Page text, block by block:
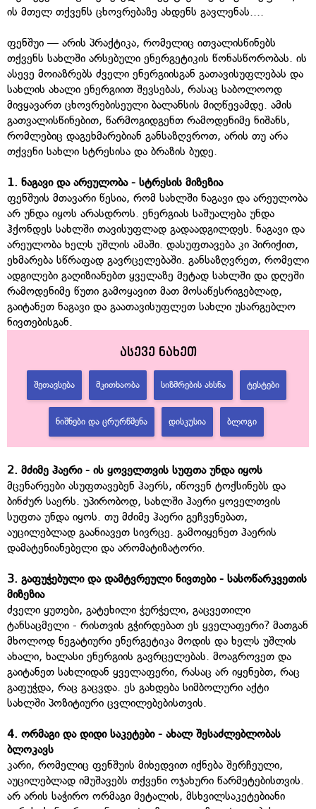
ის მთელ თქვენს ცხოვრებაზე ახდენს გავლენას....
ფენშუი — არის პრაქტიკა, რომელიც ითვალისწინებს
თქვენს სახლში არსებული ენერგეტიკის წონასწორობას. ის
ასევე მოიაზრებს ძველი ენერგიისგან გათავისუფლებას და
სახლის ახალი ენერგიით შევსებას, რასაც საბოლოოდ
მივყავართ ცხოვრებისეული ბალანსის მიღწევამდე. ამის
გათვალისწინებით, წარმოგიდგენთ რამოდენიმე ნიშანს,
რომლებიც დაგეხმარებიან განსაზღვროთ, არის თუ არა
თქვენი სახლი სტრესისა და ბრაზის ბუდე.
1. ნაგავი და არეულობა- სტრესის მიზეზია
ფენშუის მთავარი წესია, რომ სახლში ნაგავი და არეულობა
არ უნდა იყოს არასდროს. ენერგიას საშუალება უნდა
ჰქონდეს სახლში თავისუფლად გადაადგილდეს. ნაგავი და
არეულობა ხელს უშლის ამაში. დასუფთავება კი პირიქით,
ეხმარება სწრაფად გავრცელებაში. განსაზღვრეთ, რომელი
ადგილები გაღიზიანებთ ყველაზე მეტად სახლში და დღეში
რამოდენიმე წუთი გამოყავით მათ მოსაწესრიგებლად,
გაიტანეთ ნაგავი და გაათავისუფლეთ სახლი უსარგებლო
ნივთებისგან.
ასევე ნახეთ
ᲨᲔᲗᲐᲕᲡᲔᲑᲐ ᲛᲙᲘᲗᲮᲐᲝᲑᲐ ᲡᲘᲖᲛᲠᲔᲑᲘᲡ ᲐᲮᲡᲜᲐ ᲢᲔᲡᲢᲔᲑᲘ
ᲜᲘᲨᲜᲔᲑᲘ ᲓᲐ ᲪᲠᲣᲠᲬᲛᲔᲜᲐ ᲓᲘᲡᲙᲣᲡᲘᲐ ᲑᲚᲝᲒᲘ
2. მძიმე ჰაერი- ის ყოველთვის სუფთა უნდა იყოს
მცენარეები ასუფთავებენ ჰაერს, იწოვენ ტოქსინებს და
ბინძურ საერს. უპირობოდ, სახლში ჰაერი ყოველთვის
სუფთა უნდა იყოს. თუ მძიმე ჰაერი გეჩვენებათ,
აუცილებლად გაანიავეთ სივრცე. გამოიყენეთ ჰაერის
დამატენიანებელი და არომატიზატორი.
3. გაფუჭებული და დამტვრეული ნივთები- სასოწარკვეთის
მიზეზია
ძველი ყუთები, გატეხილი ჭურჭელი, გაცვეთილი
ტანსაცმელი - რისთვის გჭირდებათ ეს ყველაფერი? მათგან
მხოლოდ ნეგატიური ენერგეტიკა მოდის და ხელს უშლის
ახალი, ხალასი ენერგიის გავრცელებას. მოაგროვეთ და
გაიტანეთ სახლიდან ყველაფერი, რასაც არ იყენებთ, რაც
გაფუჭდა, რაც გაცვდა. ეს გახდება სიმბოლური აქტი
სახლში პოზიტიური ცვლილებებისთვის.
4. ორმაგი და დიდი საკეტები- ახალ შესაძლებლობას
ბლოკავს
კარი, რომელიც ფენშუის მიხედვით იქნება შერჩეული,
აუცილებლად იმუშავებს თქვენი ოჯახური წარმეტებისთვის.
არ არის საჭირო ორმაგი მეტალის, მსხვილსაკეტებიანი